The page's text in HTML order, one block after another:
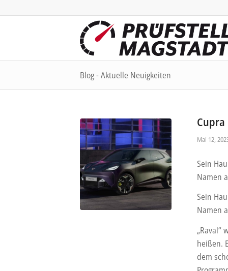
Blog - Aktuelle Neuigkeiten
Cupra
Mai 12,
Sein
Namen
Sein
Namen
„Raval“
heißen.
dem